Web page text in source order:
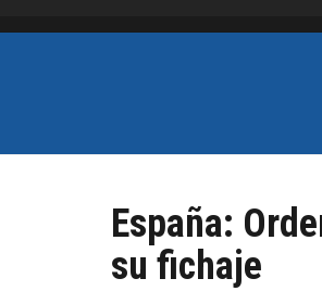
España:
su fichaje